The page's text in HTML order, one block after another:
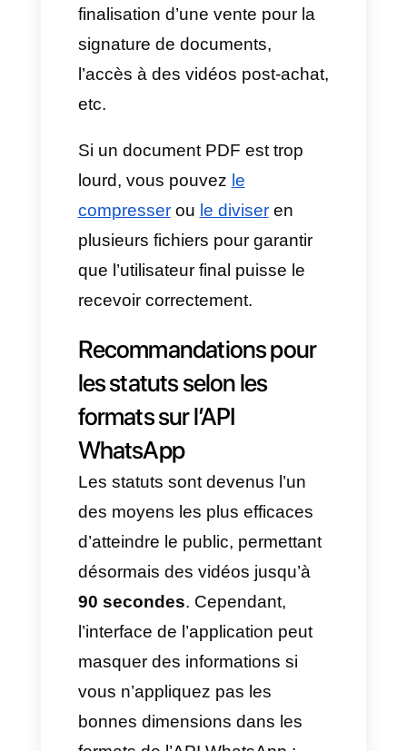
Inconvénients :
Légère perte de qualité :
raison de la compression, il y
a une perte de netteté et pour
les fichiers nécessitant une
vision optimale ou une
impression, ce n’est pas la
meilleure option.
Option 2 : Envoi en tant
que document
Avantages :
Pas de compression :
fichier est partagé exactement